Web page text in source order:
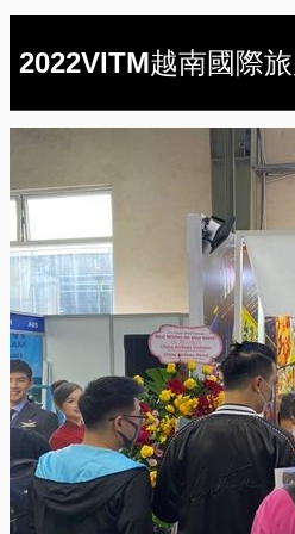
2022VITM越南國際